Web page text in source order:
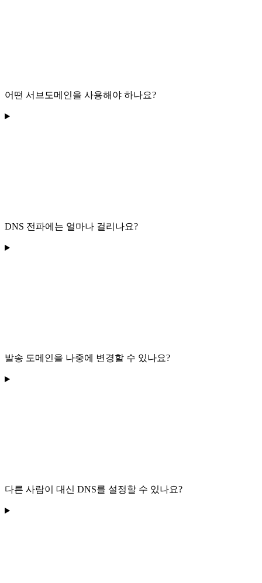
어떤 서브도메인을 사용해야 하나요?
DNS 전파에는 얼마나 걸리나요?
발송 도메인을 나중에 변경할 수 있나요?
다른 사람이 대신 DNS를 설정할 수 있나요?